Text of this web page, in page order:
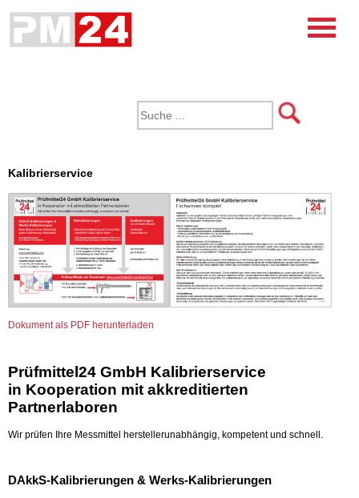
Kalibrierservice
Dokument als PDF herunterladen
Prüfmittel24 GmbH Kalibrierservice
in Kooperation mit akkreditierten
Partnerlaboren
Wir prüfen Ihre Messmittel herstellerunabhängig, kompetent und schnell.
DAkkS-Kalibrierungen & Werks-Kalibrierungen